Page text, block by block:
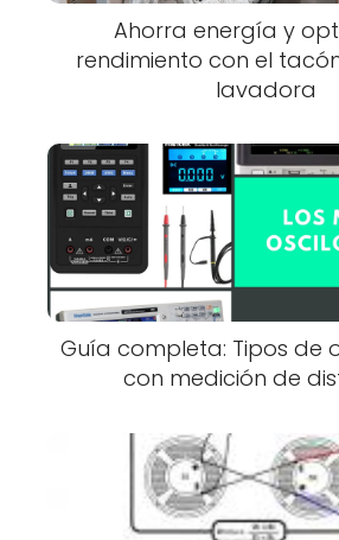
Ahorra energía y
rendimiento con el
lavadora
Guía completa: Tipos de
con medición de